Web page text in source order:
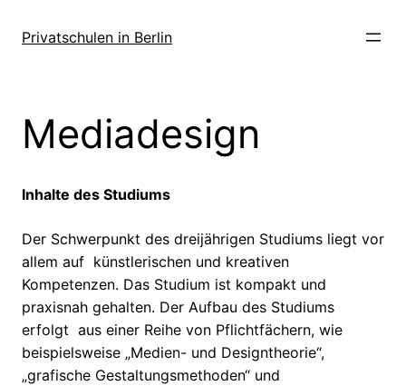
InhaltPrivatschulen in Berlin
Mediadesign
Inhalte des Studiums
Der Schwerpunkt des dreijährigen Studiums liegt vor
allem auf künstlerischen und kreativen
Kompetenzen. Das Studium ist kompakt und
praxisnah gehalten. Der Aufbau des Studiums
erfolgt aus einer Reihe von Pflichtfächern, wie
beispielsweise „Medien- und Designtheorie“,
„grafische Gestaltungsmethoden“ und